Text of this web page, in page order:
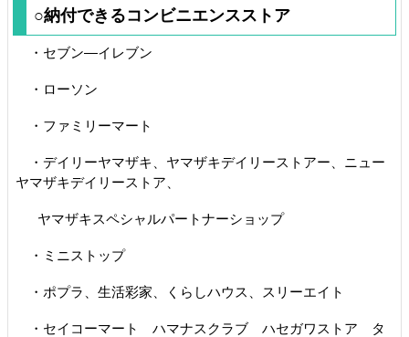
○納付できるコンビニエンスストア
・セブン―イレブン
・ローソン
・ファミリーマート
・デイリーヤマザキ、ヤマザキデイリーストアー、ニュー
ヤマザキデイリーストア、
ヤマザキスペシャルパートナーショップ
・ミニストップ
・ポプラ、生活彩家、くらしハウス、スリーエイト
・セイコーマート ハマナスクラブ ハセガワストア タ